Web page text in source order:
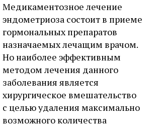
Медикаментозное лечение
эндометриоза состоит в приеме
гормональных препаратов
назначаемых лечащим врачом.
Но наиболее эффективным
методом лечения данного
заболевания является
хирургическое вмешательство
с целью удаления максимально
возможного количества